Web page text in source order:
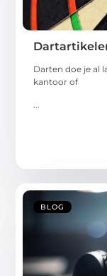
Darten doe je al
kantoor of
...
BLOG